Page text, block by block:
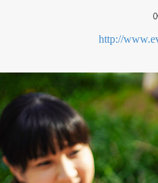
http://